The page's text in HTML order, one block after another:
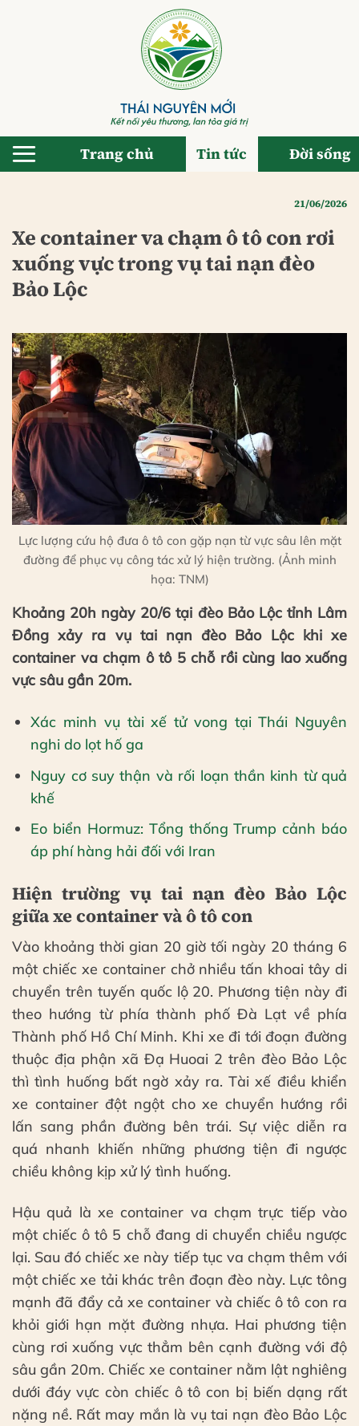
Trang chủ Tin tức Đời sống
21/06/2026
Xe container va chạm ô tô con rơi
xuống vực trong vụ tai nạn đèo
Bảo Lộc
Lực lượng cứu hộ đưa ô tô con gặp nạn từ vực sâu lên mặt
đường để phục vụ công tác xử lý hiện trường. (Ảnh minh
họa: TNM)
Khoảng 20h ngày 20/6 tại đèo Bảo Lộc tỉnh Lâm
Đồng xảy ra vụ tai nạn đèo Bảo Lộc khi xe
container va chạm ô tô 5 chỗ rồi cùng lao xuống
vực sâu gần 20m.
Xác minh vụ tài xế tử vong tại Thái Nguyên
nghi do lọt hố ga
Nguy cơ suy thận và rối loạn thần kinh từ quả
khế
Eo biển Hormuz: Tổng thống Trump cảnh báo
áp phí hàng hải đối với Iran
Hiện trường vụ tai nạn đèo Bảo Lộc
giữa xe container và ô tô con
Vào khoảng thời gian 20 giờ tối ngày 20 tháng 6
một chiếc xe container chở nhiều tấn khoai tây di
chuyển trên tuyến quốc lộ 20. Phương tiện này đi
theo hướng từ phía thành phố Đà Lạt về phía
Thành phố Hồ Chí Minh. Khi xe đi tới đoạn đường
thuộc địa phận xã Đạ Huoai 2 trên đèo Bảo Lộc
thì tình huống bất ngờ xảy ra. Tài xế điều khiển
xe container đột ngột cho xe chuyển hướng rồi
lấn sang phần đường bên trái. Sự việc diễn ra
quá nhanh khiến những phương tiện đi ngược
chiều không kịp xử lý tình huống.
Hậu quả là xe container va chạm trực tiếp vào
một chiếc ô tô 5 chỗ đang di chuyển chiều ngược
lại. Sau đó chiếc xe này tiếp tục va chạm thêm với
một chiếc xe tải khác trên đoạn đèo này. Lực tông
mạnh đã đẩy cả xe container và chiếc ô tô con ra
khỏi giới hạn mặt đường nhựa. Hai phương tiện
cùng rơi xuống vực thẳm bên cạnh đường với độ
sâu gần 20m. Chiếc xe container nằm lật nghiêng
dưới đáy vực còn chiếc ô tô con bị biến dạng rất
nặng nề. Rất may mắn là vụ tai nạn đèo Bảo Lộc